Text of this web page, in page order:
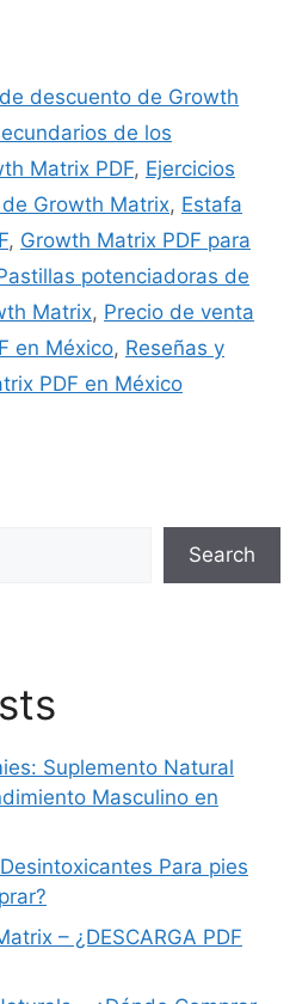
descuento de Growth
de los
Matrix PDF, Ejercicios
Growth Matrix, Estafa
, Growth Matrix PDF para
potenciadoras de
Matrix, Precio de venta
en México, Reseñas y
PDF en México
Search
Suplemento Natural
Masculino en
Para pies
– ¿DESCARGA PDF